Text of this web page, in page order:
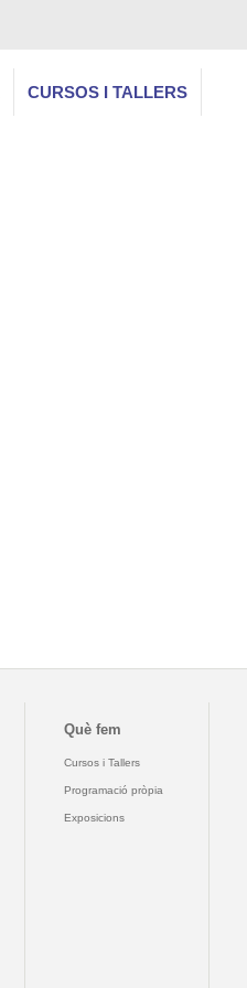
CURSOS I TALLERS
Què fem
Cursos i Tallers
Programació pròpia
Exposicions